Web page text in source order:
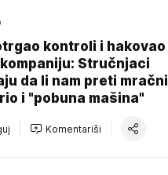
kontroli i hakovao
Stručnjaci
da li nam preti mračni
i "pobuna mašina"
Komentariši